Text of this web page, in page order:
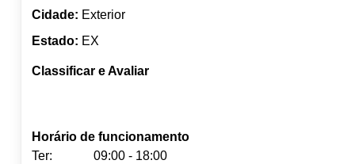
Cidade: Exterior
Estado: EX
Classificar e Avaliar
Horário de funcionamento
Ter:
09:00 - 18:00